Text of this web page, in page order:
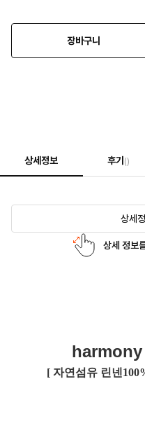
장바구니
상세정보 후기 ()
상세
상세 정보
[ 자연섬유 린넨